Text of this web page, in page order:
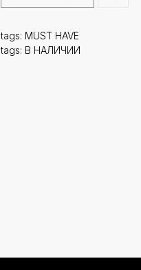
tags: MUST HAVE
tags: В НАЛИЧИИ